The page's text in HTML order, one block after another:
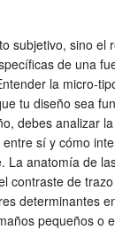
subjetivo, sino el
de una
la micro-
tu diseño sea
, debes analizar
sí y cómo
La anatomía de
contraste de
determinantes
pequeños o